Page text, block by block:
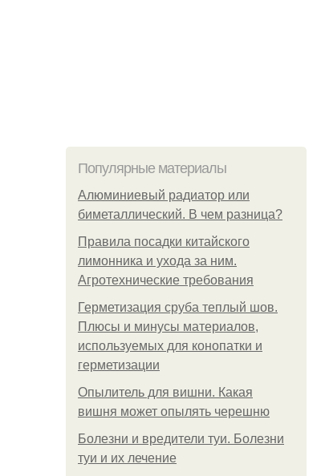
Популярные материалы
Алюминиевый радиатор или
биметаллический. В чем разница?
Правила посадки китайского
лимонника и ухода за ним.
Агротехнические требования
Герметизация сруба теплый шов.
Плюсы и минусы материалов,
используемых для конопатки и
герметизации
Опылитель для вишни. Какая
вишня может опылять черешню
Болезни и вредители туи. Болезни
туи и их лечение